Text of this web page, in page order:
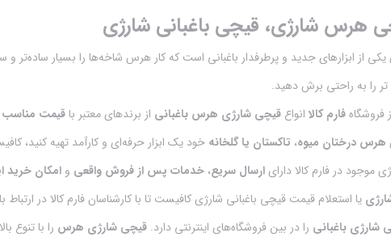
هرس شارژی، قیچی باغبانی شارژی
از ابزارهای جدید و پرطرفدار باغبانی است که کار هرس شاخه‌ها را بسیار ساده‌تر و
را به راحتی برش دهید.
فروشگاهفارم کالا انواعقیچی شارژی هرس باغبانی از برندهای معتبر باقیمت مناسب
هرس درختان میوه، تاکستان یا گلخانه خود یک ابزار حرفه‌ای و کارآمد تهیه کنید،
موجود در فارم کالا دارایارسال سریع،خدمات پس از فروش واقعی و امکان خرید
یا استعلام قیمت قیچی باغبانی شارژی کافیست تا با کارشناسان فارم کالا در
شارژی باغبانی را در بین فروشگاه‌های اینترنتی دارد.قیچی شارژی هرس را با تنوع